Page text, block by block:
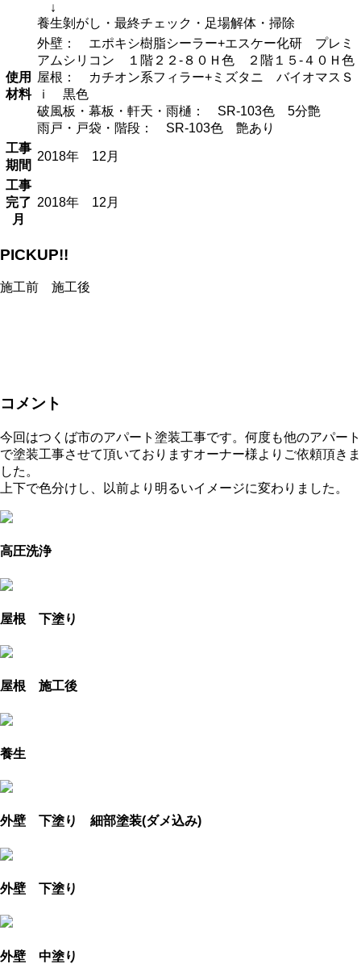
↓
養生剝がし・最終チェック・足場解体・掃除
使用
材料
外壁： エポキシ樹脂シーラー+エスケー化研 プレミ
アムシリコン １階２２-８０Ｈ色 ２階１５-４０Ｈ色
屋根： カチオン系フィラー+ミズタニ バイオマスＳ
ｉ 黒色
破風板・幕板・軒天・雨樋： SR‐103色 5分艶
雨戸・戸袋・階段： SR‐103色 艶あり
工事
期間
2018年 12月
工事
完了
月
2018年 12月
PICKUP!!
施工前 施工後
コメント
今回はつくば市のアパート塗装工事です。何度も他のアパート
で塗装工事させて頂いておりますオーナー様よりご依頼頂きま
した。
上下で色分けし、以前より明るいイメージに変わりました。
高圧洗浄
屋根 下塗り
屋根 施工後
養生
外壁 下塗り 細部塗装(ダメ込み)
外壁 下塗り
外壁 中塗り